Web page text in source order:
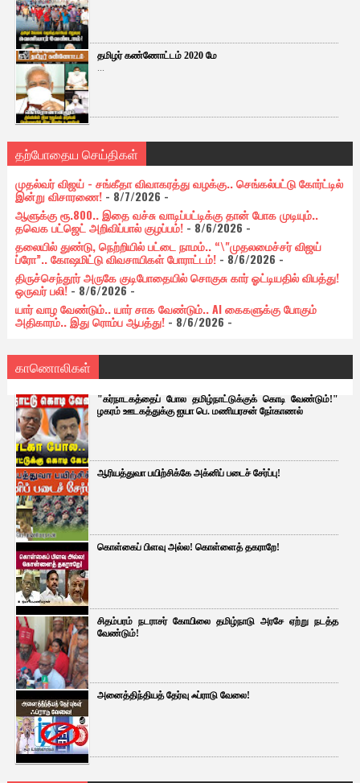
தமிழர் கண்ணோட்டம் 2020 மே
...
தற்போதைய செய்திகள்
முதல்வர் விஜய் - சங்கீதா விவாகரத்து வழக்கு.. செங்கல்பட்டு கோர்ட்டில்
இன்று விசாரணை!- 8/7/2026 -
ஆளுக்கு ரூ.800.. இதை வச்சு வாடிப்பட்டிக்கு தான் போக முடியும்..
தவெக பட்ஜெட் அறிவிப்பால் குழப்பம்!- 8/6/2026 -
தலையில் துண்டு, நெற்றியில் பட்டை நாமம்.. “\"முதலமைச்சர் விஜய்
ப்ரோ”.. கோஷமிட்டு விவசாயிகள் போராட்டம்!- 8/6/2026 -
திருச்செந்தூர் அருகே குடிபோதையில் சொகுசு கார் ஓட்டியதில் விபத்து!
ஒருவர் பலி!- 8/6/2026-
யார் வாழ வேண்டும்.. யார் சாக வேண்டும்.. AI கைகளுக்கு போகும்
அதிகாரம்.. இது ரொம்ப ஆபத்து!- 8/6/2026 -
காணொலிகள்
"கர்நாடகத்தைப் போல தமிழ்நாட்டுக்குக் கொடி வேண்டும்!"
ழகரம் ஊடகத்துக்கு ஐயா பெ. மணியரசன் நோ்காணல்
ஆரியத்துவா பயிற்சிக்கே அக்னிப் படைச் சேர்ப்பு!
கொள்கைப் பிளவு அல்ல! கொள்ளைத் தகராறே!
சிதம்பரம் நடராசர் கோயிலை தமிழ்நாடு அரசே ஏற்று நடத்த
வேண்டும்!
அனைத்திந்தியத் தேர்வு ஃப்ராடு வேலை!